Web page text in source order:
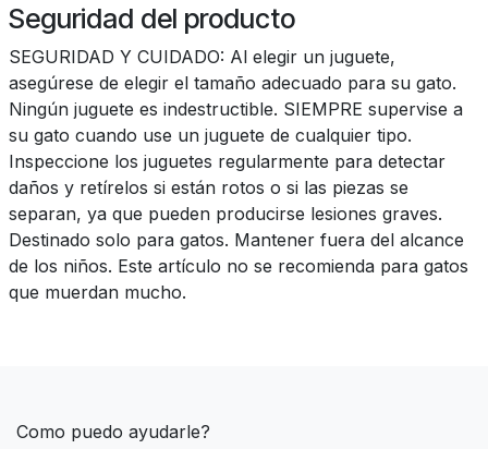
Seguridad del producto
SEGURIDAD Y CUIDADO: Al elegir un juguete,
asegúrese de elegir el tamaño adecuado para su gato.
Ningún juguete es indestructible. SIEMPRE supervise a
su gato cuando use un juguete de cualquier tipo.
Inspeccione los juguetes regularmente para detectar
daños y retírelos si están rotos o si las piezas se
separan, ya que pueden producirse lesiones graves.
Destinado solo para gatos. Mantener fuera del alcance
de los niños. Este artículo no se recomienda para gatos
que muerdan mucho.
Como puedo ayudarle?